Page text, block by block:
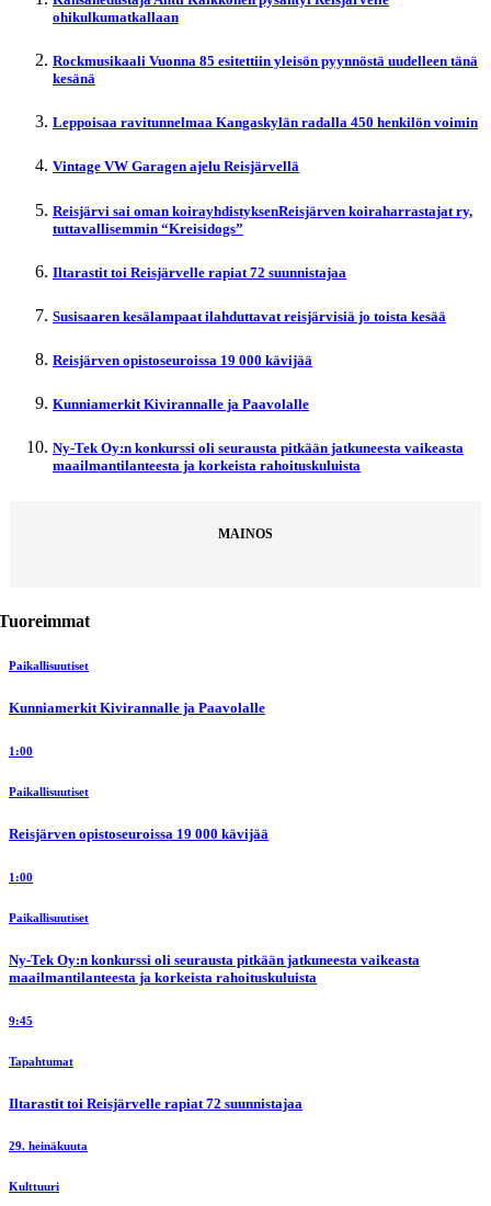
ohikulkumatkallaan
Rockmusikaali Vuonna 85 esitettiin yleisön pyynnöstä uudelleen tänä
kesänä
Leppoisaa ravitunnelmaa Kangaskylän radalla 450 henkilön voimin
Vintage VW Garagen ajelu Reisjärvellä
Reisjärvi sai oman koirayhdistyksenReisjärven koiraharrastajat ry,
tuttavallisemmin “Kreisidogs”
Iltarastit toi Reisjärvelle rapiat 72 suunnistajaa
Susisaaren kesälampaat ilahduttavat reisjärvisiä jo toista kesää
Reisjärven opistoseuroissa 19 000 kävijää
Kunniamerkit Kivirannalle ja Paavolalle
Ny-Tek Oy:n konkurssi oli seurausta pitkään jatkuneesta vaikeasta
maailmantilanteesta ja korkeista rahoituskuluista
MAINOS
Paikallisuutiset
Kunniamerkit Kivirannalle ja Paavolalle
1:00
Paikallisuutiset
Reisjärven opistoseuroissa 19 000 kävijää
1:00
Paikallisuutiset
Ny-Tek Oy:n konkurssi oli seurausta pitkään jatkuneesta vaikeasta
maailmantilanteesta ja korkeista rahoituskuluista
9:45
Tapahtumat
Iltarastit toi Reisjärvelle rapiat 72 suunnistajaa
29. heinäkuuta
Kulttuuri